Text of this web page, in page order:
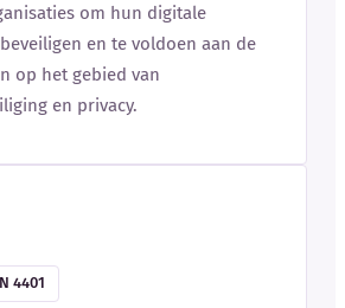
om hun digitale
en te voldoen aan de
op het gebied van
en privacy.
4401